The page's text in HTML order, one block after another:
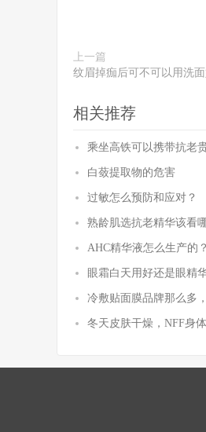
上一篇
纹眉掉痂后可不可以用洗面
相关推荐
乘坐高铁可以携带抗老
白蔹提取物的危害
过敏怎么预防和应对？
熟龄肌选抗老精华该看
AHC精华液怎么生产的？
眼霜白天用好还是眼精
冷敷贴面膜品牌那么多
冬天皮肤干燥，NFF身